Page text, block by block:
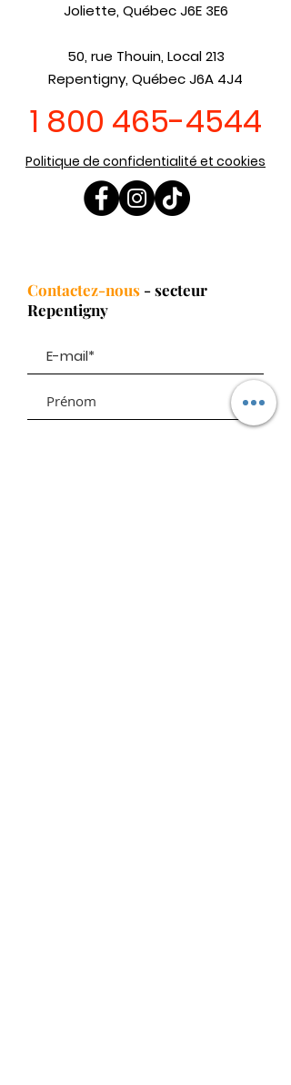
Joliette, Québec J6E 3E6
50, rue Thouin, Local 213
Repentigny, Québec J6A 4J4
1 800 465-4544
Politique de confidentialité et cookies
Contactez-nous - secteur
Repentigny